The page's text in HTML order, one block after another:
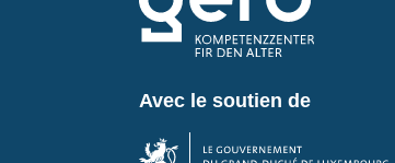
Avec le soutien de